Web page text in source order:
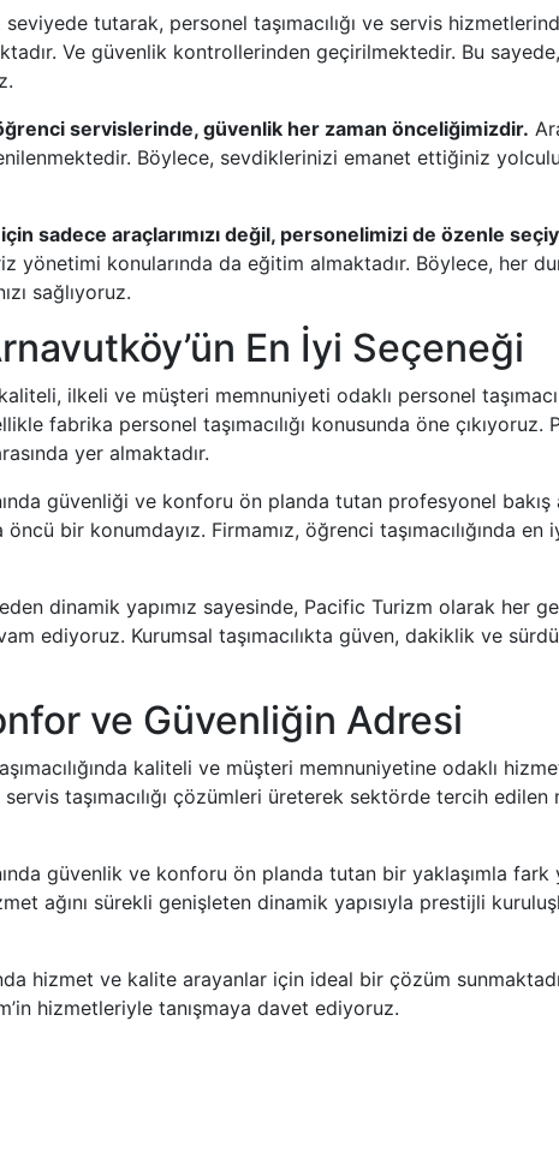
tutarak, personel taşımacılığı ve servis
Ve güvenlik kontrollerinden geçirilmektedir. Bu
öğrenci servislerinde, güvenlik her zaman önceliğimizdir.
Böylece, sevdiklerinizi emanet ettiğiniz
sadece araçlarımızı değil, personelimizi de özenle
yönetimi konularında da eğitim almaktadır. Böylece, her
sağlıyoruz.
En İyi Seçeneği
ilkeli ve müşteri memnuniyeti odaklı personel
fabrika personel taşımacılığı konusunda öne
yer almaktadır.
güvenliği ve konforu ön planda tutan profesyonel bakış
bir konumdayız. Firmamız, öğrenci taşımacılığında
dinamik yapımız sayesinde, Pacific Turizm olarak her
ediyoruz. Kurumsal taşımacılıkta güven, dakiklik ve
ve Güvenliğin Adresi
kaliteli ve müşteri memnuniyetine odaklı
taşımacılığı çözümleri üreterek sektörde tercih edilen
güvenlik ve konforu ön planda tutan bir yaklaşımla fark
ağını sürekli genişleten dinamik yapısıyla prestijli
hizmet ve kalite arayanlar için ideal bir çözüm
hizmetleriyle tanışmaya davet ediyoruz.